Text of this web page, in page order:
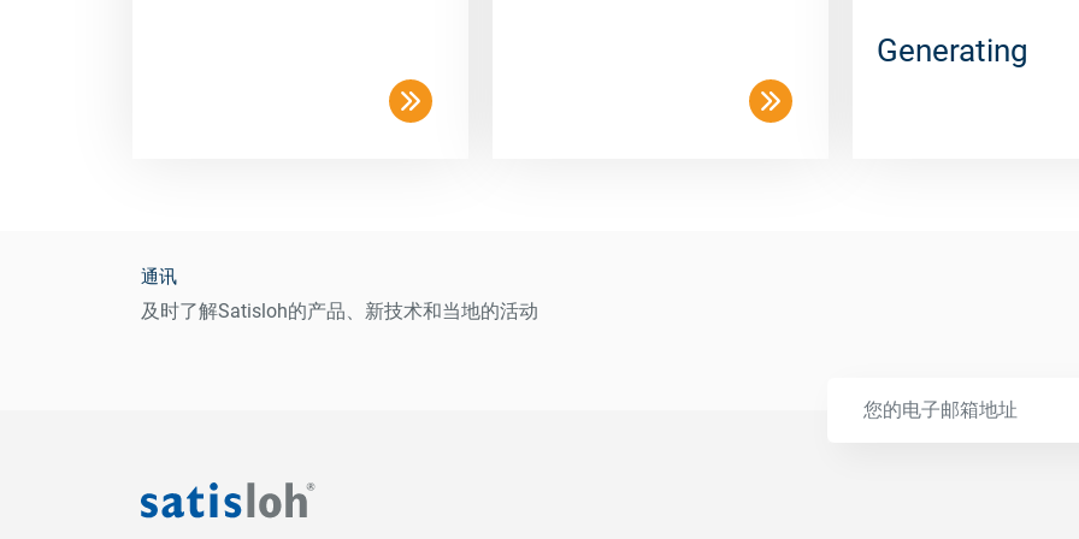
Generating
通讯
及时了解Satisloh的产品、新技术和当地的活动